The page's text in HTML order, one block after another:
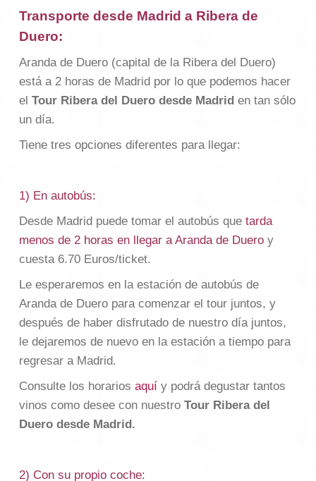
Transporte desde Madrid a Ribera de
Duero:
Aranda de Duero (capital de la Ribera del Duero)
está a 2 horas de Madrid por lo que podemos hacer
el Tour Ribera del Duero desde Madriden tan sólo
un día.
Tiene tres opciones diferentes para llegar:
1) En autobús:
Desde Madrid puede tomar el autobús que tarda
menos de 2 horas en llegar a Aranda de Duero y
cuesta 6.70 Euros/ticket.
Le esperaremos en la estación de autobús de
Aranda de Duero para comenzar el tour juntos, y
después de haber disfrutado de nuestro día juntos,
le dejaremos de nuevo en la estación a tiempo para
regresar a Madrid.
Consulte los horarios aquíy podrá degustar tantos
vinos como desee con nuestro Tour Ribera del
Duero desde Madrid.
2) Con su propio coche: